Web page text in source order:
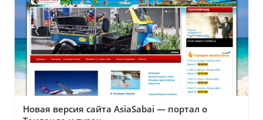
Новая версия сайта AsiaSabai — портал о